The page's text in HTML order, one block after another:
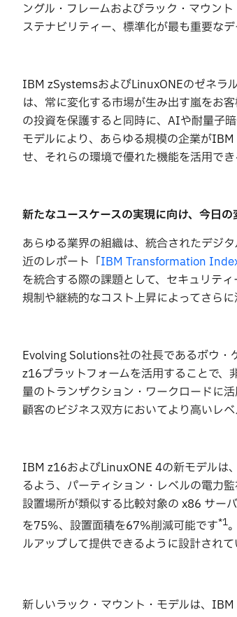
ングル・フレームおよびラック・マウン
ステナビリティー、標準化が最も重要な
IBM zSystemsおよびLinuxONEのゼネラ
は、常に変化する市場が生み出す嵐をお
の投資を保護すると同時に、AIや耐量子
モデルにより、あらゆる規模の企業がIBM
せ、それらの環境で優れた機能を活用でき
新たなユースケースの実現に向け、今日の
あらゆる業界の組織は、統合されたデジ
近のレポート「IBM Transformation
を統合する際の課題として、セキュリテ
規制や継続的なコスト上昇によってさらに
Evolving Solutions社の社長であるボウ・
z16プラットフォームを活用することで
量のトランザクション・ワークロードに
顧客のビジネス双方においてより高いレ
IBM z16およびLinuxONE 4の新モデルは
るよう、パーティション・レベルの電力
設置場所が類似する比較対象の x86 サー
を75%、設置面積を67%削減可能です*1
ルアップして提供できるように設計されて
新しいラック・マウント・モデルは、